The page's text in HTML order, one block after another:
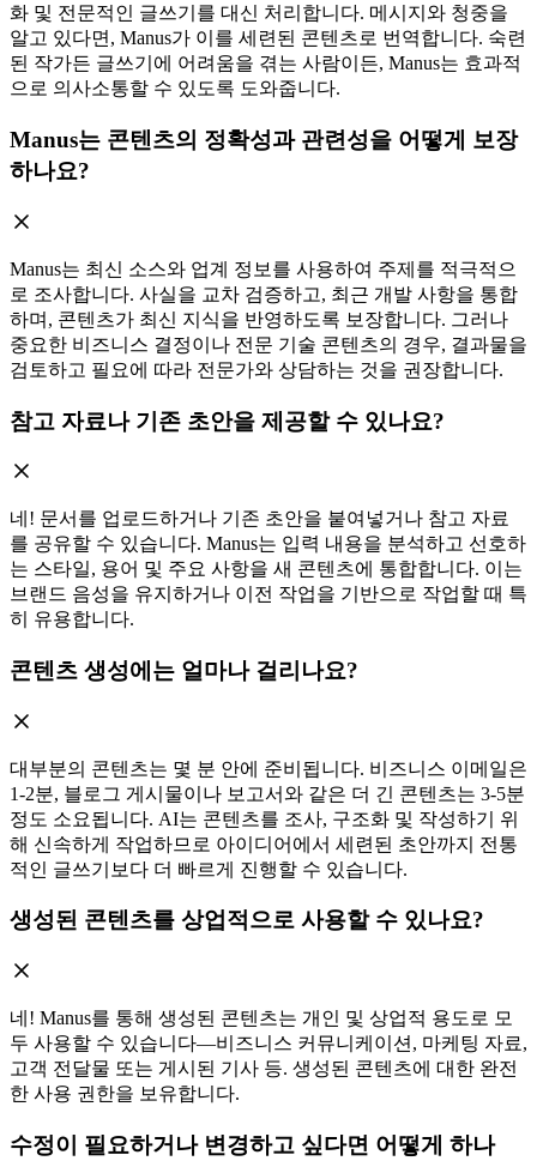
화 및 전문적인 글쓰기를 대신 처리합니다. 메시지와 청중을
알고 있다면, Manus가 이를 세련된 콘텐츠로 번역합니다. 숙련
된 작가든 글쓰기에 어려움을 겪는 사람이든, Manus는 효과적
으로 의사소통할 수 있도록 도와줍니다.
Manus는 콘텐츠의 정확성과 관련성을 어떻게 보장
하나요?
Manus는 최신 소스와 업계 정보를 사용하여 주제를 적극적으
로 조사합니다. 사실을 교차 검증하고, 최근 개발 사항을 통합
하며, 콘텐츠가 최신 지식을 반영하도록 보장합니다. 그러나
중요한 비즈니스 결정이나 전문 기술 콘텐츠의 경우, 결과물을
검토하고 필요에 따라 전문가와 상담하는 것을 권장합니다.
참고 자료나 기존 초안을 제공할 수 있나요?
네! 문서를 업로드하거나 기존 초안을 붙여넣거나 참고 자료
를 공유할 수 있습니다. Manus는 입력 내용을 분석하고 선호하
는 스타일, 용어 및 주요 사항을 새 콘텐츠에 통합합니다. 이는
브랜드 음성을 유지하거나 이전 작업을 기반으로 작업할 때 특
히 유용합니다.
콘텐츠 생성에는 얼마나 걸리나요?
대부분의 콘텐츠는 몇 분 안에 준비됩니다. 비즈니스 이메일은
1-2분, 블로그 게시물이나 보고서와 같은 더 긴 콘텐츠는 3-5분
정도 소요됩니다. AI는 콘텐츠를 조사, 구조화 및 작성하기 위
해 신속하게 작업하므로 아이디어에서 세련된 초안까지 전통
적인 글쓰기보다 더 빠르게 진행할 수 있습니다.
생성된 콘텐츠를 상업적으로 사용할 수 있나요?
네! Manus를 통해 생성된 콘텐츠는 개인 및 상업적 용도로 모
두 사용할 수 있습니다—비즈니스 커뮤니케이션, 마케팅 자료,
고객 전달물 또는 게시된 기사 등. 생성된 콘텐츠에 대한 완전
한 사용 권한을 보유합니다.
수정이 필요하거나 변경하고 싶다면 어떻게 하나